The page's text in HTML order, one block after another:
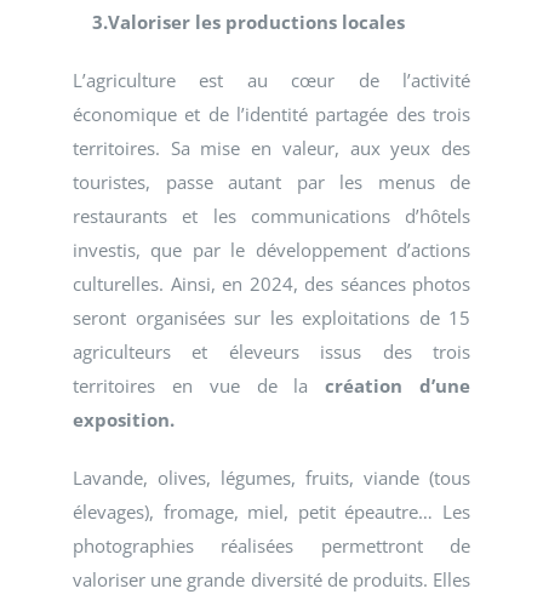
3.Valoriser les productions locales
L’agriculture est au cœur de l’activité
économique et de l’identité partagée des trois
territoires. Sa mise en valeur, aux yeux des
touristes, passe autant par les menus de
restaurants et les communications d’hôtels
investis, que par le développement d’actions
culturelles. Ainsi, en 2024, des séances photos
seront organisées sur les exploitations de 15
agriculteurs et éleveurs issus des trois
territoires en vue de lacréation d’une
exposition.
Lavande, olives, légumes, fruits, viande (tous
élevages), fromage, miel, petit épeautre… Les
photographies réalisées permettront de
valoriser une grande diversité de produits. Elles